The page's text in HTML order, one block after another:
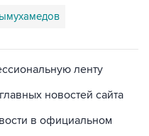
ленту
новостей сайта
в официальном